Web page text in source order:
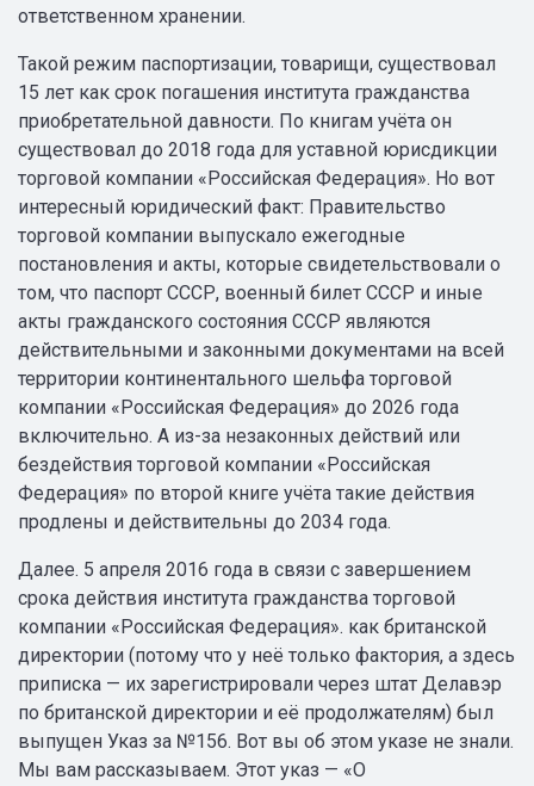
ответственном хранении.
Такой режим паспортизации, товарищи, существовал
15 лет как срок погашения института гражданства
приобретательной давности. По книгам учёта он
существовал до 2018 года для уставной юрисдикции
торговой компании «Российская Федерация». Но вот
интересный юридический факт: Правительство
торговой компании выпускало ежегодные
постановления и акты, которые свидетельствовали о
том, что паспорт СССР, военный билет СССР и иные
акты гражданского состояния СССР являются
действительными и законными документами на всей
территории континентального шельфа торговой
компании «Российская Федерация» до 2026 года
включительно. А из-за незаконных действий или
бездействия торговой компании «Российская
Федерация» по второй книге учёта такие действия
продлены и действительны до 2034 года.
Далее. 5 апреля 2016 года в связи с завершением
срока действия института гражданства торговой
компании «Российская Федерация». как британской
директории (потому что у неё только фактория, а здесь
приписка — их зарегистрировали через штат Делавэр
по британской директории и её продолжателям) был
выпущен Указ за №156. Вот вы об этом указе не знали.
Мы вам рассказываем. Этот указ — «О